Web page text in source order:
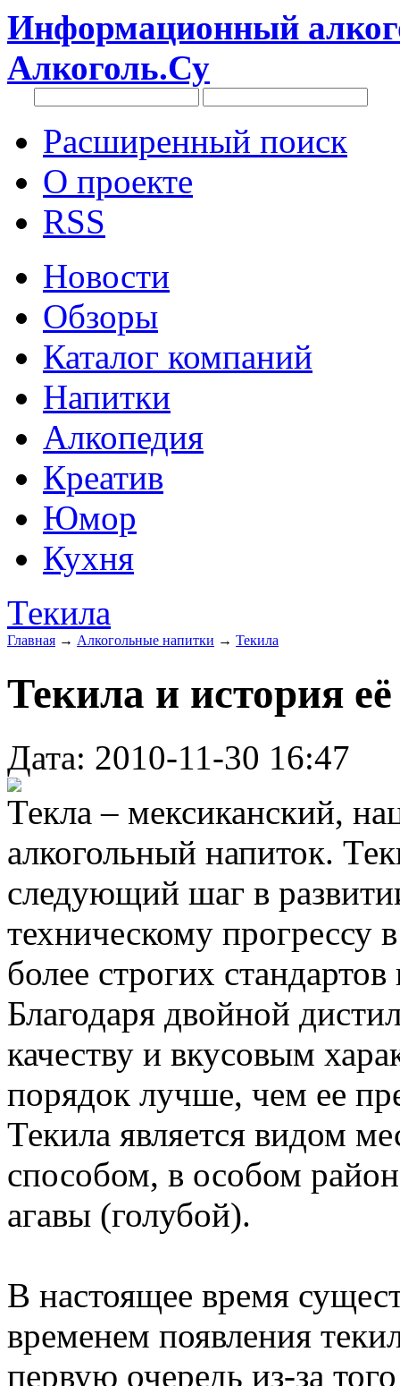
Информационный
Алкоголь.Су
Расширенный поиск
О проекте
RSS
Новости
Обзоры
Каталог компаний
Напитки
Алкопедия
Креатив
Юмор
Кухня
Текила
Главная → Алкогольные напитки → Текила
Текила и история
Дата: 2010-11-30 16:47
Текла – мексиканский,
алкогольный напиток.
следующий шаг в
техническому прогрессу
более строгих
Благодаря двойной
качеству и вкусовым
порядок лучше, чем ее
Текила является видом
способом, в особом
агавы (голубой).
В настоящее время
временем появления
первую очередь из-за